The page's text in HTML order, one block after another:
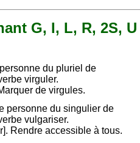
G, I, L, R, 2S, U
du pluriel de
virguler.
de virgules.
personne du singulier de
vulgariser.
Rendre accessible à tous.